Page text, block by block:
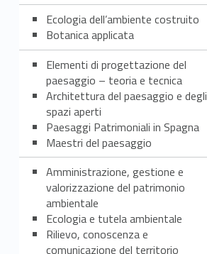
Ecologia dell’ambiente costruito
Botanica applicata
Elementi di progettazione del
paesaggio – teoria e tecnica
Architettura del paesaggio e degli
spazi aperti
Paesaggi Patrimoniali in Spagna
Maestri del paesaggio
Amministrazione, gestione e
valorizzazione del patrimonio
ambientale
Ecologia e tutela ambientale
Rilievo, conoscenza e
comunicazione del territorio